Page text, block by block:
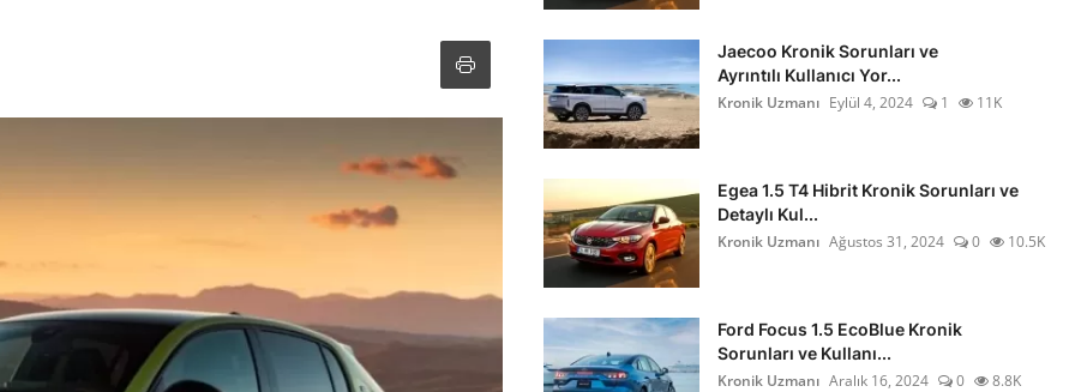
Jaecoo Kronik Sorunları ve
Ayrıntılı Kullanıcı Yor...
Kronik Uzmanı Eylül 4, 2024 1 11K
Egea 1.5 T4 Hibrit Kronik Sorunları ve
Detaylı Kul...
Kronik Uzmanı Ağustos 31, 2024 0 10.5K
Ford Focus 1.5 EcoBlue Kronik
Sorunları ve Kullanı...
Kronik Uzmanı Aralık 16, 2024 0 8.8K